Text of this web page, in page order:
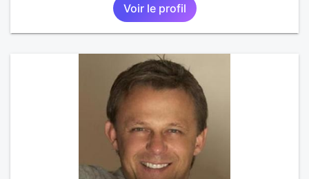
Voir le profil